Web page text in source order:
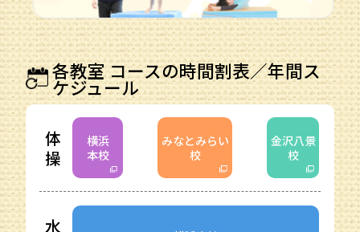
各教室 コースの時間割表／年間ス
ケジュール
体
操
横浜
本校
みなとみらい
校
金沢八景
校
水